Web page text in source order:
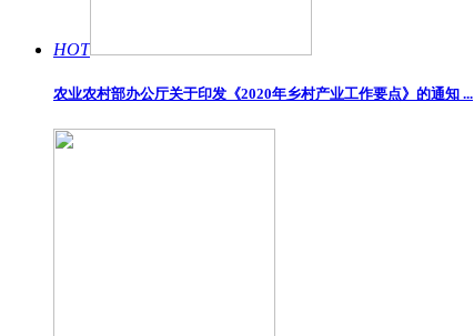
HOT
农业农村部办公厅关于印发《2020年乡村产业工作要点》的通知 ...